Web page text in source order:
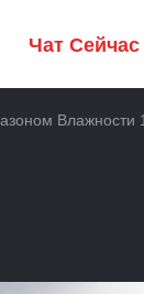
Чат Сейчас
Влажности